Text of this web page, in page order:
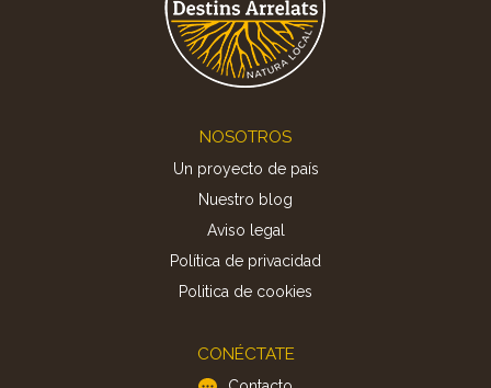
NOSOTROS
Un proyecto de país
Nuestro blog
Aviso legal
Política de privacidad
Politica de cookies
CONÉCTATE